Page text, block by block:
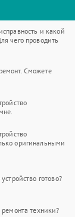
и какой
чего проводить
Сможете
оригинальными
готово?
ремонта техники?